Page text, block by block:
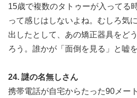
15歳で複数のタトゥーが入ってる
って感じはしないよね。むしろ気
出したとして、あの矯正器具をど
ろう。誰かが「面倒を見る」と嘘
24. 謎の名無しさん
携帯電話が自宅からたった90メー